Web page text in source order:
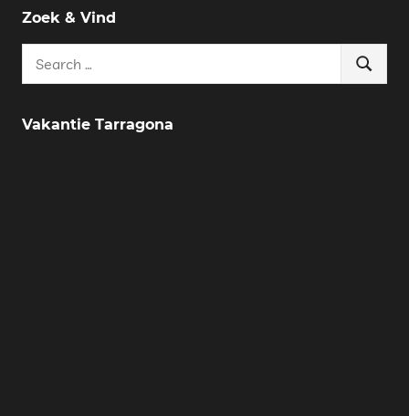
Zoek & Vind
Search
Vakantie Tarragona